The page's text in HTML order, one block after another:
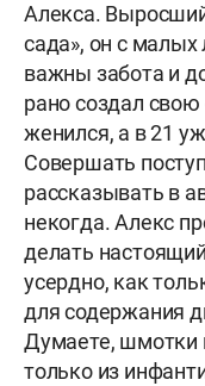
Алекса.
сада», он с малых
важны забота и
рано создал свою
женился, а в 21
Совершать
рассказывать в
некогда. Алекс
делать
усердно, как
для содержания
Думаете, шмотки
только из